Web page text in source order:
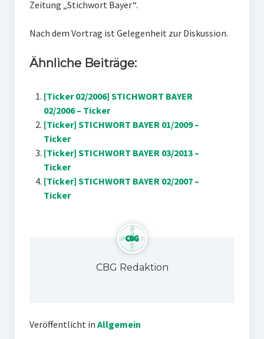
Zeitung „Stichwort Bayer“.
Nach dem Vortrag ist Gelegenheit zur Diskussion.
Ähnliche Beiträge:
[Ticker 02/2006] STICHWORT BAYER
02/2006 – Ticker
[Ticker] STICHWORT BAYER 01/2009 –
Ticker
[Ticker] STICHWORT BAYER 03/2013 –
Ticker
[Ticker] STICHWORT BAYER 02/2007 –
Ticker
CBG Redaktion
Veröffentlicht in Allgemein